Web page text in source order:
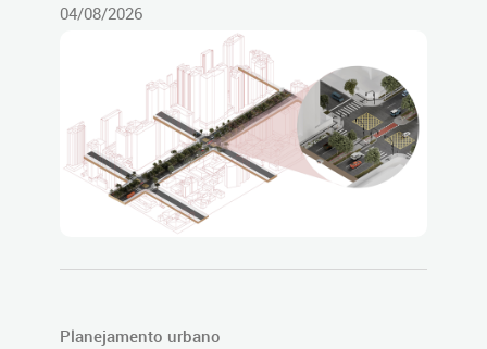
04/08/2026
Planejamento urbano